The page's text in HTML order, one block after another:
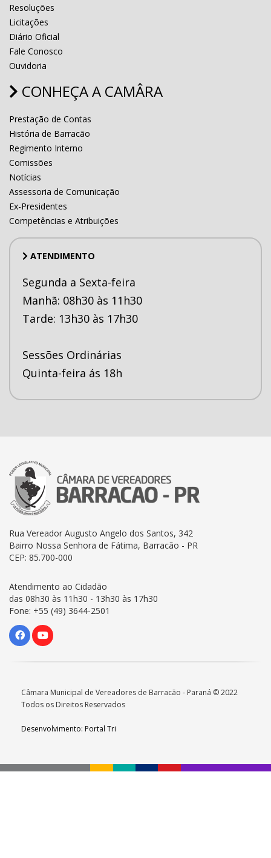
Resoluções
Licitações
Diário Oficial
Fale Conosco
Ouvidoria
CONHEÇA A CAMÂRA
Prestação de Contas
História de Barracão
Regimento Interno
Comissões
Notícias
Assessoria de Comunicação
Ex-Presidentes
Competências e Atribuições
ATENDIMENTO
Segunda a Sexta-feira
Manhã: 08h30 às 11h30
Tarde: 13h30 às 17h30
Sessões Ordinárias
Quinta-feira ás 18h
Rua Vereador Augusto Angelo dos Santos, 342
Bairro Nossa Senhora de Fátima, Barracão - PR
CEP: 85.700-000
Atendimento ao Cidadão
das 08h30 às 11h30 - 13h30 às 17h30
Fone: +55 (49) 3644-2501
Câmara Municipal de Vereadores de Barracão - Paraná © 2022
Todos os Direitos Reservados
Desenvolvimento: Portal Tri